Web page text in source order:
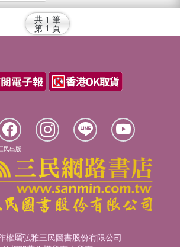
共 1 筆
第 1 頁
民出版
權屬弘雅三民圖書股份有限公司